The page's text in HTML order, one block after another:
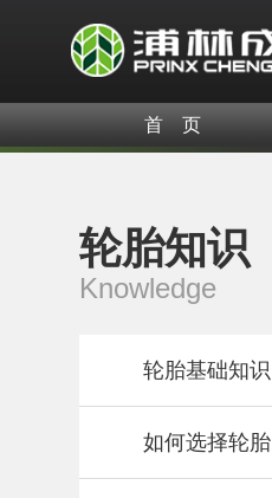
首 页
轮胎知识
Knowledge
轮胎基础知识
如何选择轮胎